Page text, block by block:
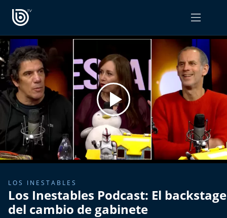
PROGRAMAS
Radiograma
Expreso Bío Bío
Podría Ser Peor
La Entrevista de Tomás Mosciatti
Entrevistas BioBioTV
Comentarios de Tomás Mosciatti
OPINIÓN
PODCAST RADIOGRAMA
LOS INESTABLES
Los Inestables Podcast: El backstage
del cambio de gabinete